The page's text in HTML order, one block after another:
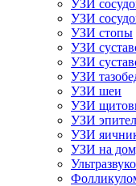
УЗИ
УЗИ
УЗИ стопы
УЗИ
УЗИ
УЗИ
УЗИ шеи
УЗИ
УЗИ
УЗИ
УЗИ на